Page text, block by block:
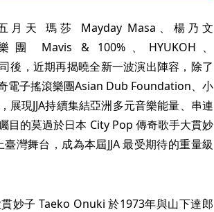
月天 瑪莎 Mayday Masa、楊乃文
Mavis & 100%、HYUKOH、
後，近期再揭曉全新一波演出陣容，除了
電子搖滾樂團Asian Dub Foundation、小
現JJA持續集結亞洲多元音樂能量、串連
目的莫過於日本 City Pop 傳奇歌手大貫妙
灣舞台，成為本屆JJA 最受期待的重量級
妙子 Taeko Onuki 於1973年與山下達郎